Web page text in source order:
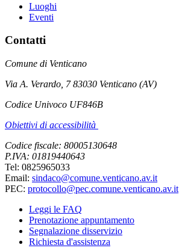
Luoghi
Eventi
Contatti
Comune di Venticano
Via A. Verardo, 7 83030 Venticano (AV)
Codice Univoco UF846B
Obiettivi di accessibilità
Codice fiscale: 80005130648
P.IVA: 01819440643
Tel: 0825965033
Email: sindaco@comune.venticano.av.it
PEC: protocollo@pec.comune.venticano.av.it
Leggi le FAQ
Prenotazione appuntamento
Segnalazione disservizio
Richiesta d'assistenza